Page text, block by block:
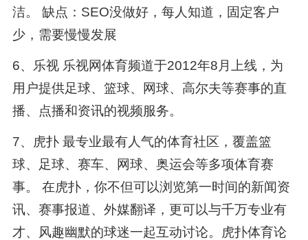
洁。 缺点：SEO没做好，每人知道，固定客户
少，需要慢慢发展
6、乐视 乐视网体育频道于2012年8月上线，为
用户提供足球、篮球、网球、高尔夫等赛事的直
播、点播和资讯的视频服务。
7、虎扑 最专业最有人气的体育社区，覆盖篮
球、足球、赛车、网球、奥运会等多项体育赛
事。 在虎扑，你不但可以浏览第一时间的新闻资
讯、赛事报道、外媒翻译，更可以与千万专业有
才、风趣幽默的球迷一起互动讨论。虎扑体育论